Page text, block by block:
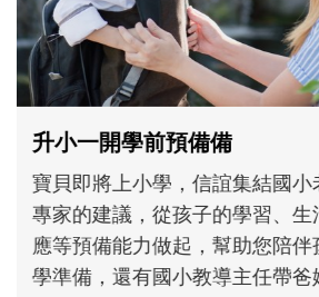
和孩子一起長大的那個男人
不同模樣
沒有人天生就擅長當爸爸！男
次「前所未有」的體驗中，跟
大。從給予安全感的肢體遊戲